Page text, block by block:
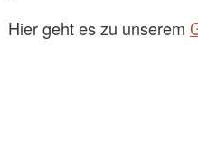
Hier geht es zu unserem